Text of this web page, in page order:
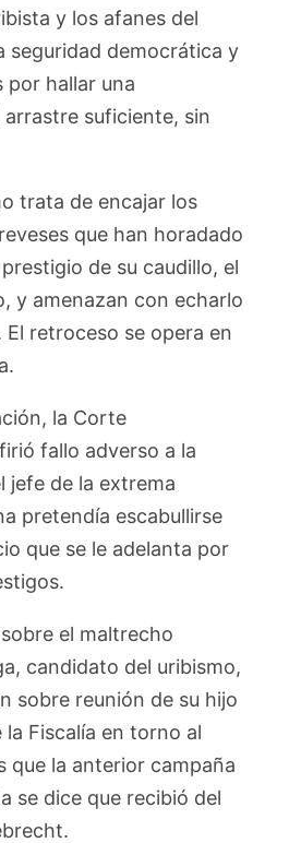
y los afanes del
seguridad democrática y
por hallar una
suficiente, sin
trata de encajar los
que han horadado
de su caudillo, el
y amenazan con echarlo
retroceso se opera en
la Corte
fallo adverso a la
jefe de la extrema
pretendía escabullirse
que se le adelanta por
el maltrecho
candidato del uribismo,
sobre reunión de su hijo
Fiscalía en torno al
que la anterior campaña
se dice que recibió del